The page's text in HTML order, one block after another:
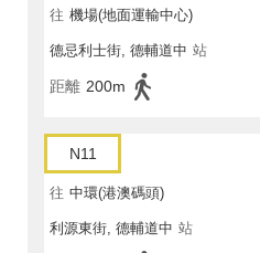
往 機場(地面運輸中心)
德忌利士街, 德輔道中 站
距離 200m
N11
往 中環(港澳碼頭)
利源東街, 德輔道中 站